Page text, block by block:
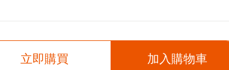
立即購買 加入購物車